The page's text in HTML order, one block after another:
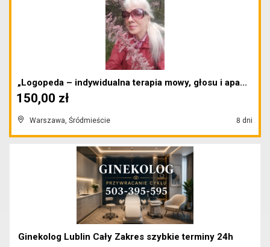
„Logopeda – indywidualna terapia mowy, głosu i apa...
Warszawa, Śródmieście 8 dni
150,00 zł
Ginekolog Lublin Cały Zakres szybkie terminy 24h